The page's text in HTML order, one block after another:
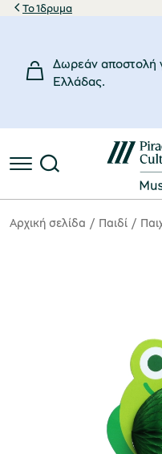
Το Ίδρυμα
Δωρεάν αποστολή
Eλλάδας.
Αρχική σελίδα Παιδί